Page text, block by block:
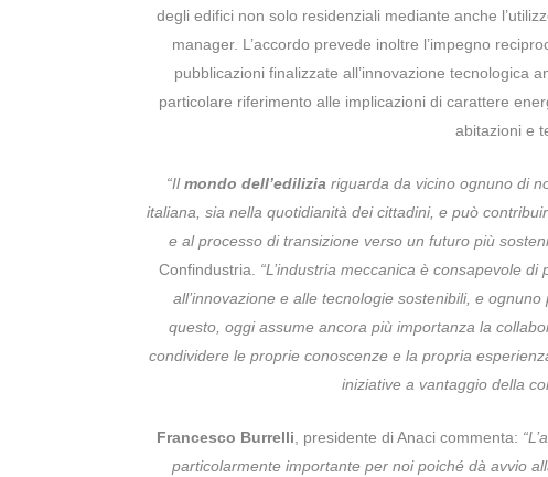
degli edifici non solo residenziali mediante anche
manager. L’accordo prevede inoltre l’impegno
pubblicazioni finalizzate all’innovazione tecnologica
particolare riferimento alle implicazioni di carattere
abitazioni e
“Ilmondo dell’edilizia riguarda da vicino ognuno di
italiana, sia nella quotidianità dei cittadini, e può
e al processo di transizione verso un futuro più
Confindustria. “L’industria meccanica è consapevole
all’innovazione e alle tecnologie sostenibili, e
questo, oggiassume ancora più importanza la
condividere le proprie conoscenze e la propria
iniziative a vantaggio della
Francesco Burrelli, presidente di Anaci commenta:
particolarmente importante per noi poiché dà avvio